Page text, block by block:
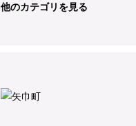
他のカテゴリを見る